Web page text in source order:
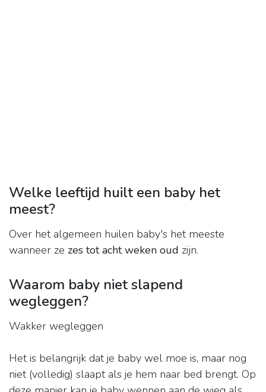
Welke leeftijd huilt een baby het
meest?
Over het algemeen huilen baby's het meeste
wanneer ze zes tot acht weken oud zijn.
Waarom baby niet slapend
wegleggen?
Wakker wegleggen
Het is belangrijk dat je baby wel moe is, maar nog
niet (volledig) slaapt als je hem naar bed brengt. Op